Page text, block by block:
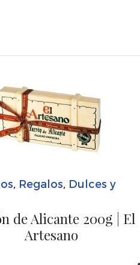
Regalos Dulces y
de Alicante 200g | El
Artesano